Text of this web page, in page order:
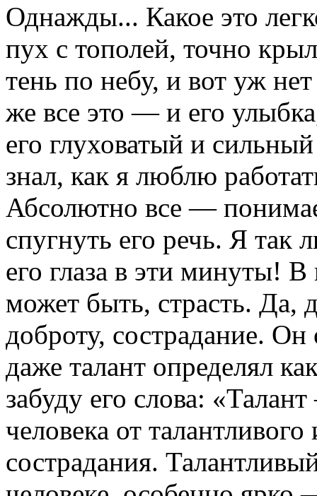
Однажды... Какое это
пух с тополей, точно
тень по небу, и вот уж
же все это — и его
его глуховатый и
знал, как я люблю
Абсолютно все —
спугнуть его речь. Я
его глаза в эти минуты!
может быть, страсть. Да,
доброту, сострадание.
даже талант определял
забуду его слова:
человека от
сострадания.